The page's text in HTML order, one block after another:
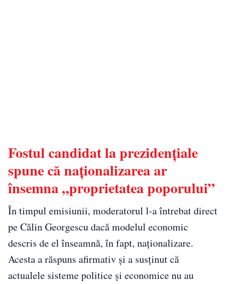
Fostul candidat la prezidențiale
spune că naționalizarea ar
însemna „proprietatea poporului”
În timpul emisiunii, moderatorul l-a întrebat direct
pe Călin Georgescu dacă modelul economic
descris de el înseamnă, în fapt, naționalizare.
Acesta a răspuns afirmativ și a susținut că
actualele sisteme politice și economice nu au